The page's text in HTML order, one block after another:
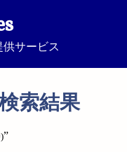
サービス
索結果
”